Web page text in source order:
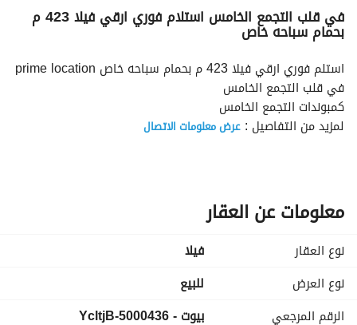
التفاصيل الاتجاهات والمؤشرات رهن عقاري في قلب التجمع الخامس استلام فوري ارقي فيلا 423 م
بحمام سباحه خاص
في قلب التجمع الخامس
كمبوندات التجمع الخامس
لمزيد من التفاصيل : عرض معلومات الاتصال
غرفة مربية
فيو مفتوح على الجاردن
حمام سباحة خاص
جاهزة للاستلام الفوري
السعر : 45,000,000 جنيه
معلومات عن العقار
نوع العقار
فیلا
نوع العرض
للبيع
الرقم المرجعي
بيوت - 5000436-YcltjB